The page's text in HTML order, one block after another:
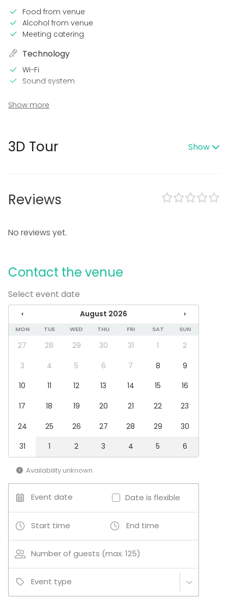
Food from venue
Alcohol from venue
Meeting catering
Technology
Wi-Fi
Sound system
In the venue
Event types
Dinner / Lunch
Fair / Exhibition
Cabin trip / Retreat
Experience / Activity
Venue type
Show more
3D Tour Show
Reviews
No reviews yet.
Contact the venue
Select event date
‹ August 2026 ›
MON TUE WED THU FRI SAT SUN
27 28 29 30 31 1
2
3
4 5 6 7 8
9
10
11 12 13 14 15
16
17
18 19 20 21 22
23
24
25 26 27 28 29
30
31
1 2 3 4 5 6
Availability unknown
Event date Date is flexible
Start time End time
Number of guests (max. 125)
Event type